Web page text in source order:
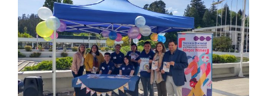
Noticias
Reportajes
Columnas
Música Clásica
imagen
más
grande